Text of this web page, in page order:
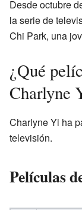
Desde octubre
la serie de
Chi Park, una
¿Qué
Charlyne
Charlyne Yi ha
televisión.
Películas